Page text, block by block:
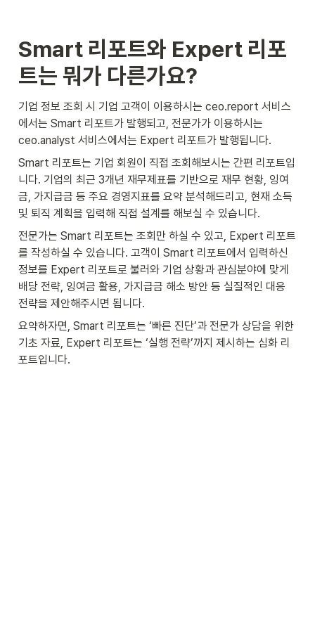
Smart 리포트와 Expert 리포
트는 뭐가 다른가요?
기업 정보 조회 시 기업 고객이 이용하시는 ceo.report 서비스
에서는 Smart 리포트가 발행되고, 전문가가 이용하시는
ceo.analyst 서비스에서는 Expert 리포트가 발행됩니다.
Smart 리포트는 기업 회원이 직접 조회해보시는 간편 리포트입
니다. 기업의 최근 3개년 재무제표를 기반으로 재무 현황, 잉여
금, 가지급금 등 주요 경영지표를 요약 분석해드리고, 현재 소득
및 퇴직 계획을 입력해 직접 설계를 해보실 수 있습니다.
전문가는 Smart 리포트는 조회만 하실 수 있고, Expert 리포트
를 작성하실 수 있습니다. 고객이 Smart 리포트에서 입력하신
정보를 Expert 리포트로 불러와 기업 상황과 관심분야에 맞게
배당 전략, 잉여금 활용, 가지급금 해소 방안 등 실질적인 대응
전략을 제안해주시면 됩니다.
요약하자면, Smart 리포트는 ‘빠른 진단’과 전문가 상담을 위한
기초 자료, Expert 리포트는 ‘실행 전략’까지 제시하는 심화 리
포트입니다.